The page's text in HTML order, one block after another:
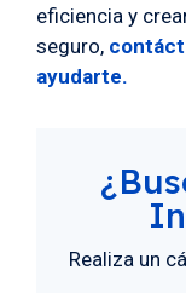
eficiencia y
seguro,
ayudarte.
Realiza un